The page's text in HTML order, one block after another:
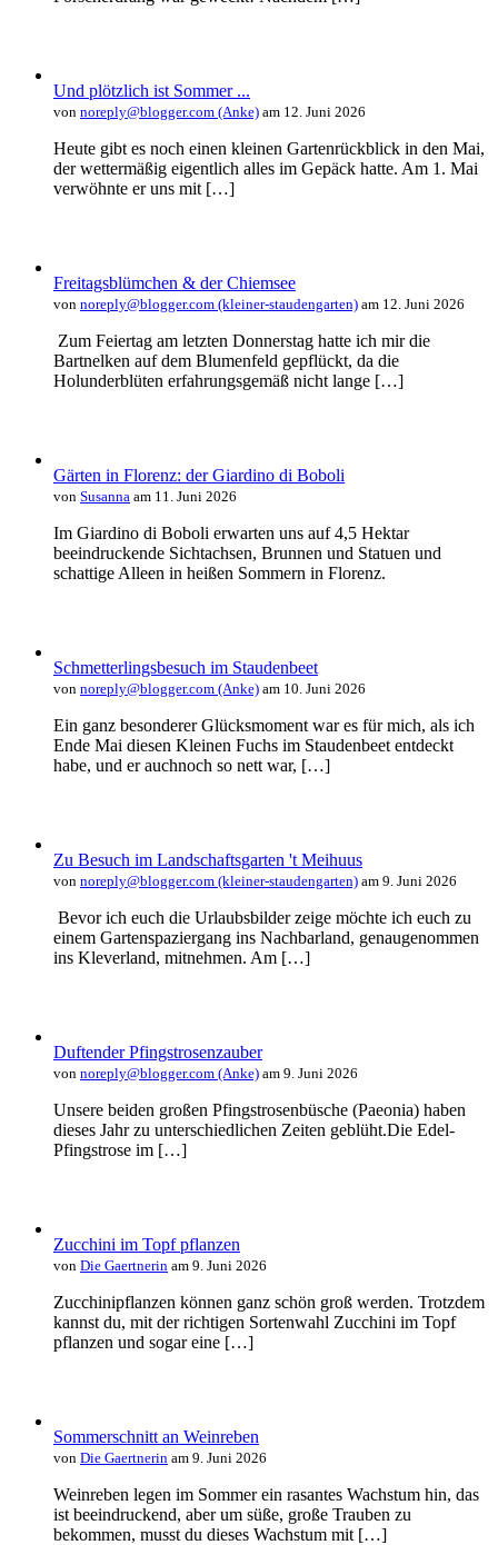
Und plötzlich ist Sommer ...
von noreply@blogger.com (Anke) am 12. Juni 2026
Heute gibt es noch einen kleinen Gartenrückblick in den Mai,
der wettermäßig eigentlich alles im Gepäck hatte. Am 1. Mai
verwöhnte er uns mit […]
Freitagsblümchen & der Chiemsee
von noreply@blogger.com (kleiner-staudengarten) am 12. Juni 2026
Zum Feiertag am letzten Donnerstag hatte ich mir die
Bartnelken auf dem Blumenfeld gepflückt, da die
Holunderblüten erfahrungsgemäß nicht lange […]
Gärten in Florenz: der Giardino di Boboli
von Susanna am 11. Juni 2026
Im Giardino di Boboli erwarten uns auf 4,5 Hektar
beeindruckende Sichtachsen, Brunnen und Statuen und
schattige Alleen in heißen Sommern in Florenz.
Schmetterlingsbesuch im Staudenbeet
von noreply@blogger.com (Anke) am 10. Juni 2026
Ein ganz besonderer Glücksmoment war es für mich, als ich
Ende Mai diesen Kleinen Fuchs im Staudenbeet entdeckt
habe, und er auchnoch so nett war, […]
Zu Besuch im Landschaftsgarten 't Meihuus
von noreply@blogger.com (kleiner-staudengarten) am 9. Juni 2026
Bevor ich euch die Urlaubsbilder zeige möchte ich euch zu
einem Gartenspaziergang ins Nachbarland, genaugenommen
ins Kleverland, mitnehmen. Am […]
Duftender Pfingstrosenzauber
von noreply@blogger.com (Anke) am 9. Juni 2026
Unsere beiden großen Pfingstrosenbüsche (Paeonia) haben
dieses Jahr zu unterschiedlichen Zeiten geblüht.Die Edel-
Pfingstrose im […]
Zucchini im Topf pflanzen
von Die Gaertnerin am 9. Juni 2026
Zucchinipflanzen können ganz schön groß werden. Trotzdem
kannst du, mit der richtigen Sortenwahl Zucchini im Topf
pflanzen und sogar eine […]
Sommerschnitt an Weinreben
von Die Gaertnerin am 9. Juni 2026
Weinreben legen im Sommer ein rasantes Wachstum hin, das
ist beeindruckend, aber um süße, große Trauben zu
bekommen, musst du dieses Wachstum mit […]